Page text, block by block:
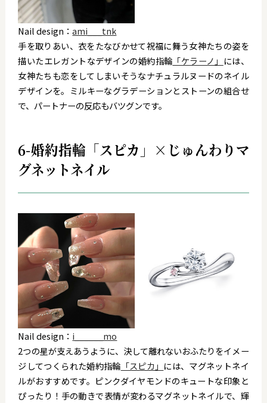
Nail design：ami___tnk
手を取りあい、衣をたなびかせて祝福に舞う女神たちの姿を
描いたエレガントなデザインの婚約指輪 「ケラーノ」 には、
女神たちも恋をしてしまいそうなナチュラルヌードのネイル
デザインを。ミルキーなグラデーションとストーンの組合せ
で、パートナーの反応もバツグンです。
6-婚約指輪「スピカ」×じゅんわりマ
グネットネイル
Nail design： i______mo
2つの星が支えあうように、決して離れないおふたりをイメー
ジしてつくられた婚約指輪 「スピカ」 には、 マグネットネイ
ルがおすすめです。 ピンクダイヤモンドのキュートな印象と
ぴったり！ 手の動きで表情が変わるマグネットネイルで、輝